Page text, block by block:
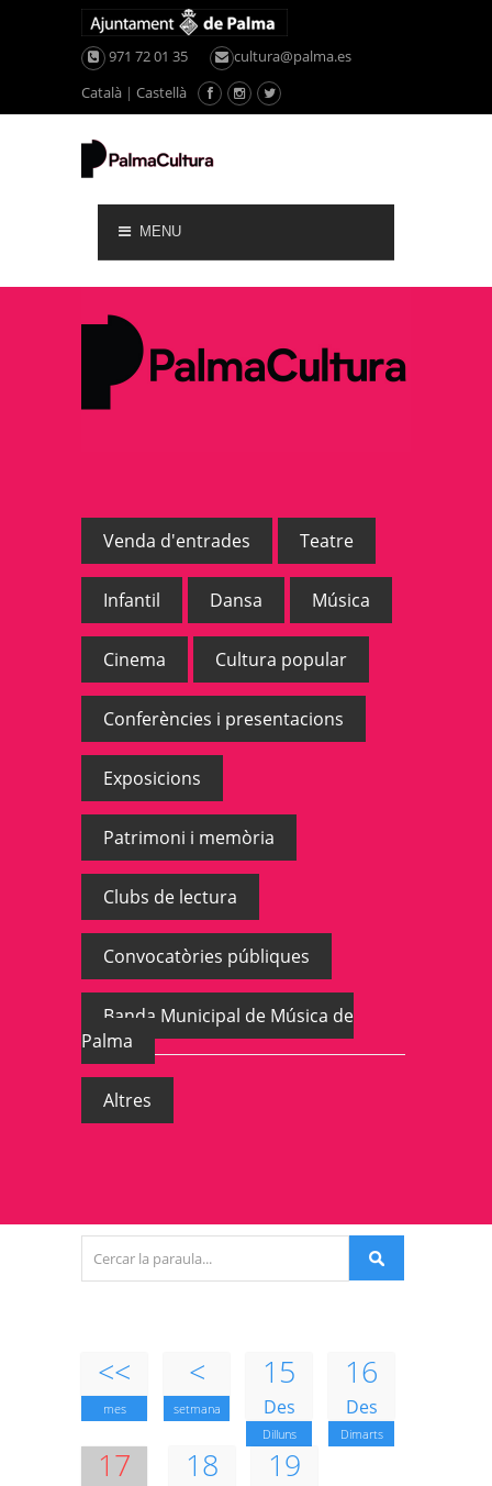
971 72 01 35
cultura@palma.es
Català | Castellà
MENU
Venda d'entrades Teatre
Infantil Dansa Música
Cinema Cultura popular
Conferències i presentacions
Exposicions
Patrimoni i memòria
Clubs de lectura
Convocatòries públiques
Banda Municipal de Música de
Palma
Altres
<<
mes
<
setmana
15
Des
Dilluns
16
Des
Dimarts
17 18 19